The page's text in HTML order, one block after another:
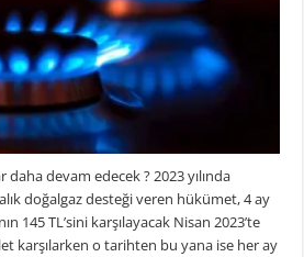
devam edecek ? 2023 yılında
doğalgaz desteği veren hükümet, 4 ay
145 TL’sini karşılayacak Nisan 2023’te
karşılarken o tarihten bu yana ise her ay